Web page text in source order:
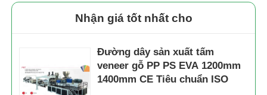
Nhận giá tốt nhất cho
Đường dây sản xuất tấm
veneer gỗ PP PS EVA 1200mm
1400mm CE Tiêu chuẩn ISO